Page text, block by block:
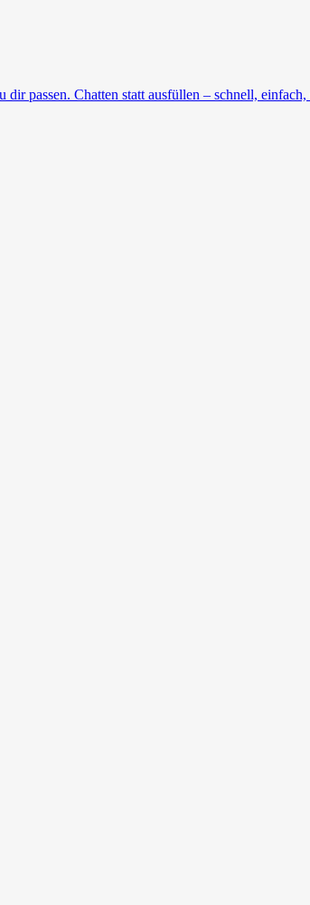
passen. Chatten statt ausfüllen – schnell, einfach,